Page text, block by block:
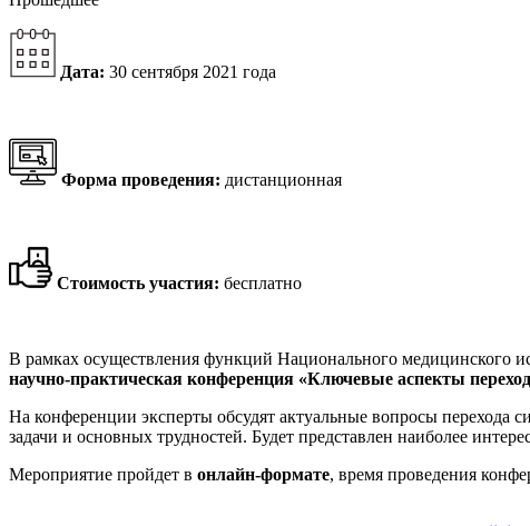
Дата: 30 сентября 2021 года
Форма проведения: дистанционная
Стоимость участия: бесплатно
В рамках осуществления функций Национального медицинского
научно-практическая конференция «Ключевые аспекты
На конференции эксперты обсудят актуальные вопросы перехода
задачи и основных трудностей. Будет представлен наиболее
Мероприятие пройдет в онлайн-формате, время проведения